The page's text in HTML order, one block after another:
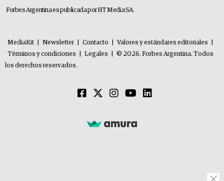
Forbes Argentina es publicada por HT Media SA.
MediaKit Newsletter Contacto Valores y estándares editoriales
Términos y condiciones
Legales
© 2026. Forbes Argentina. Todos
los derechos reservados.